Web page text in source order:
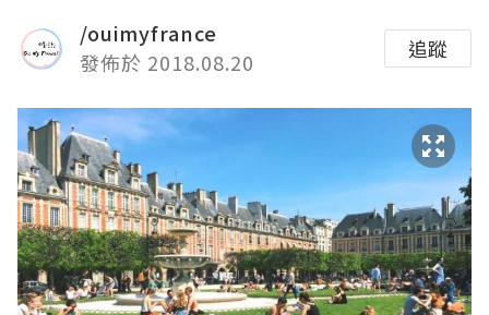
/ouimyfrance
發佈於 2018.08.20
追蹤